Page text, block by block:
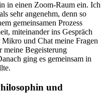
in einen Zoom-Raum ein. Ich
sehr angenehm, denn so
gemeinsamen Prozess
miteinander ins Gespräch
und Chat meine Fragen
meine Begeisterung
ging es gemeinsam in
und